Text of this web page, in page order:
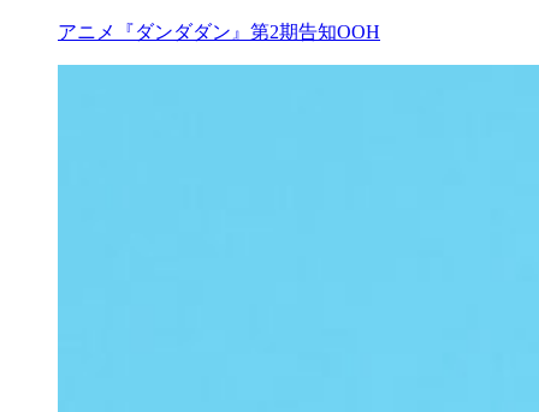
アニメ『ダンダダン』第2期告知OOH